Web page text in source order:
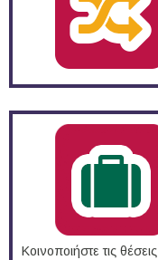
Κοινοποιήστε τις θέσεις